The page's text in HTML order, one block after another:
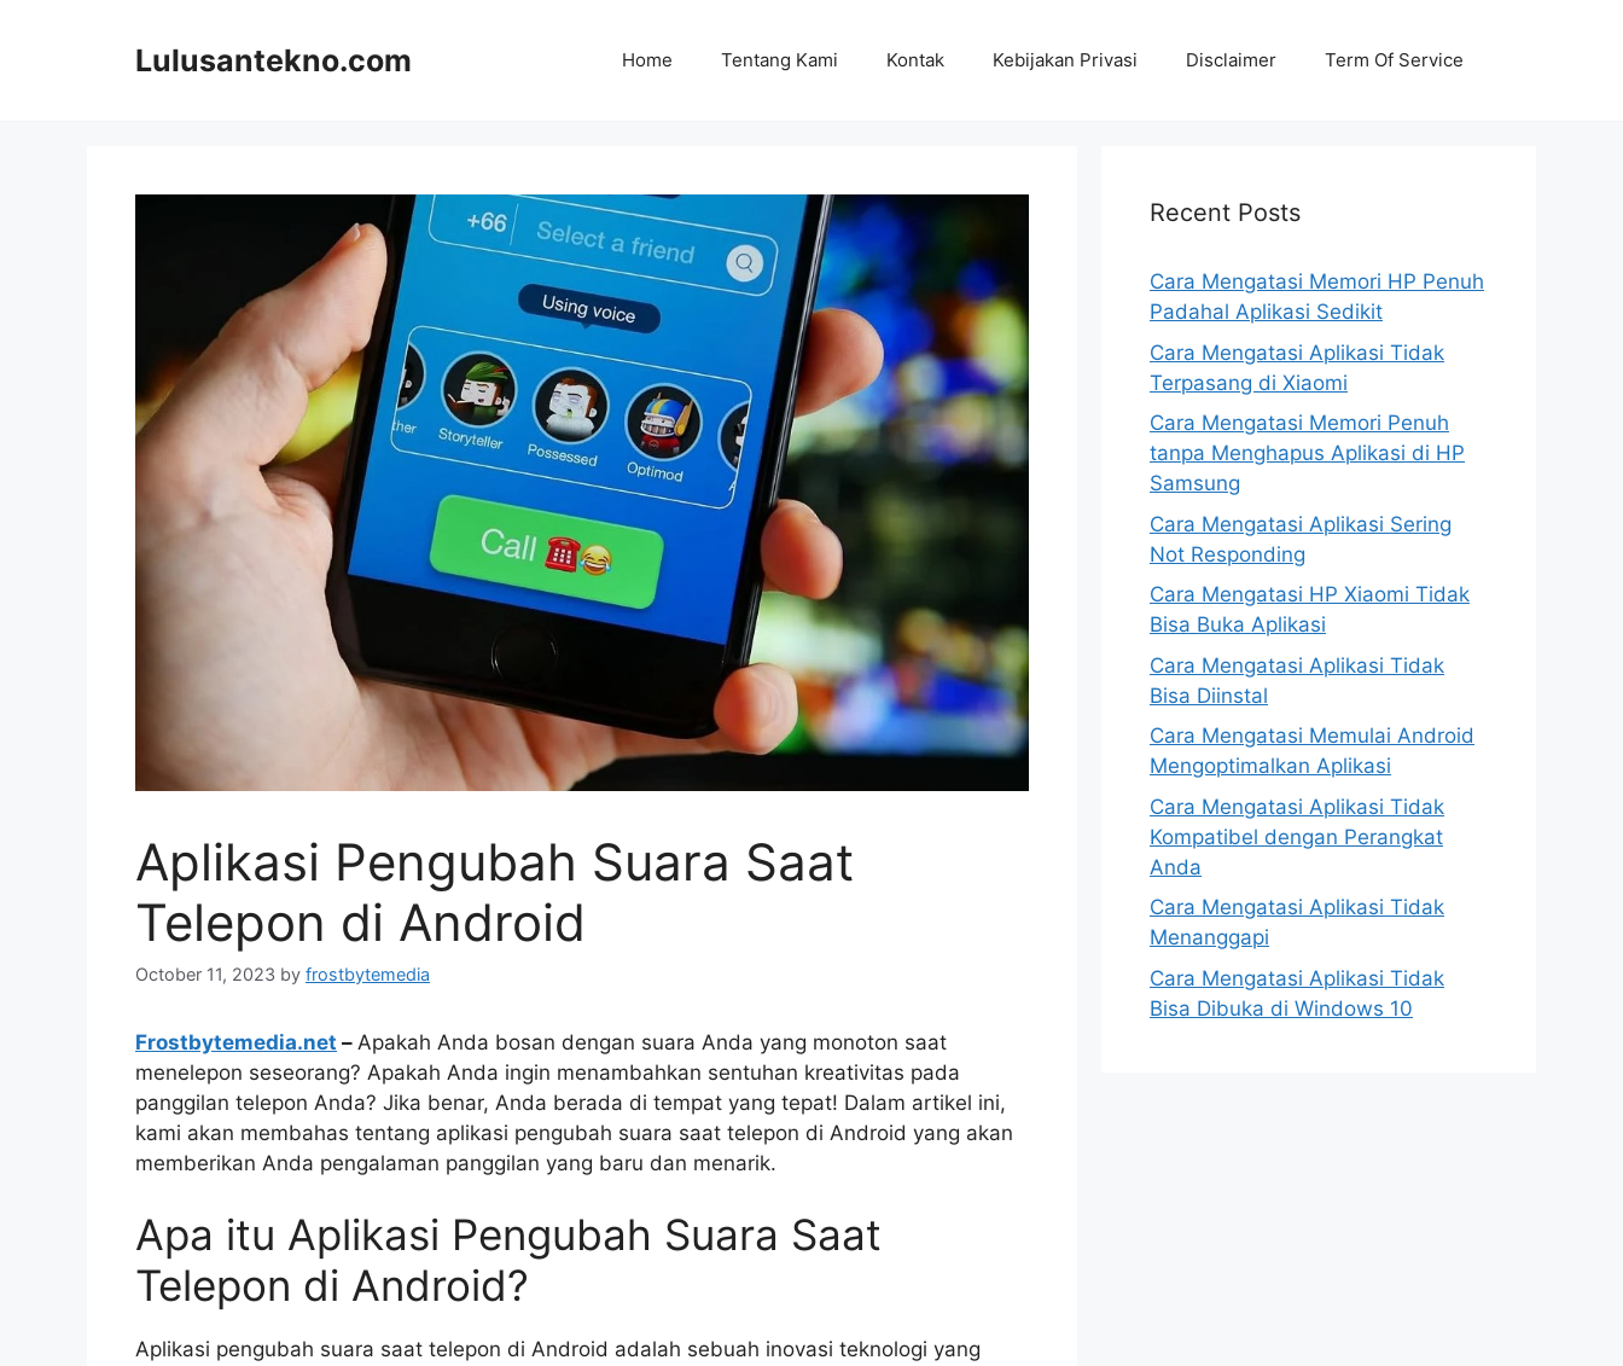
Lulusantekno.com Home Tentang Kami Kontak Kebijakan Privasi Disclaimer Term Of Service
Aplikasi Pengubah Suara Saat
Telepon di Android
October 11, 2023 by frostbytemedia
Frostbytemedia.net – Apakah Anda bosan dengan suara Anda yang monoton saat
menelepon seseorang? Apakah Anda ingin menambahkan sentuhan kreativitas pada
panggilan telepon Anda? Jika benar, Anda berada di tempat yang tepat! Dalam artikel ini,
kami akan membahas tentang aplikasi pengubah suara saat telepon di Android yang akan
memberikan Anda pengalaman panggilan yang baru dan menarik.
Apa itu Aplikasi Pengubah Suara Saat
Telepon di Android?
Aplikasi pengubah suara saat telepon di Android adalah sebuah inovasi teknologi yang
Recent Posts
Cara Mengatasi Memori HP Penuh
Padahal Aplikasi Sedikit
Cara Mengatasi Aplikasi Tidak
Terpasang di Xiaomi
Cara Mengatasi Memori Penuh
tanpa Menghapus Aplikasi di HP
Samsung
Cara Mengatasi Aplikasi Sering
Not Responding
Cara Mengatasi HP Xiaomi Tidak
Bisa Buka Aplikasi
Cara Mengatasi Aplikasi Tidak
Bisa Diinstal
Cara Mengatasi Memulai Android
Mengoptimalkan Aplikasi
Cara Mengatasi Aplikasi Tidak
Kompatibel dengan Perangkat
Anda
Cara Mengatasi Aplikasi Tidak
Menanggapi
Cara Mengatasi Aplikasi Tidak
Bisa Dibuka di Windows 10